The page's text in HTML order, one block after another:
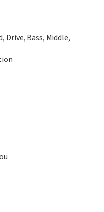
Drive, Bass, Middle,